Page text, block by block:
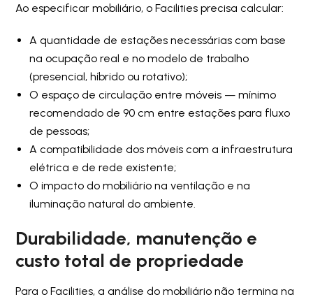
Ao especificar mobiliário, o Facilities precisa calcular:
A quantidade de estações necessárias com base
na ocupação real e no modelo de trabalho
(presencial, híbrido ou rotativo);
O espaço de circulação entre móveis — mínimo
recomendado de 90 cm entre estações para fluxo
de pessoas;
A compatibilidade dos móveis com a infraestrutura
elétrica e de rede existente;
O impacto do mobiliário na ventilação e na
iluminação natural do ambiente.
Durabilidade, manutenção e
custo total de propriedade
Para o Facilities, a análise do mobiliário não termina na